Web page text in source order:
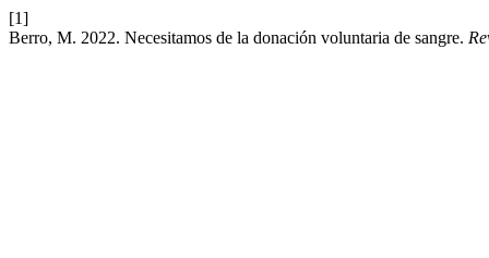
[1]
Berro, M. 2022. Necesitamos de la donación voluntaria de sangre.